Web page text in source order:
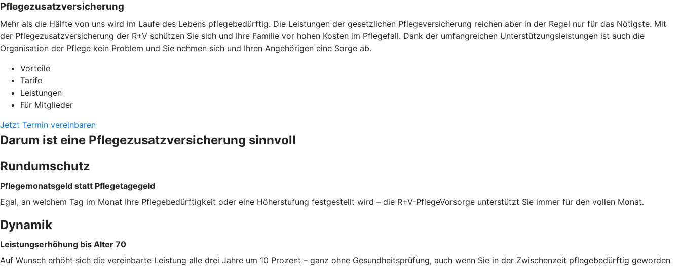
Pflegezusatzversicherung
Mehr als die Hälfte von uns wird im Laufe des Lebens pflegebedürftig. Die Leistungen der gesetzlichen Pflegeversicherung reichen aber in der Regel nur für das Nötigste. Mit
der Pflegezusatzversicherung der R+V schützen Sie sich und Ihre Familie vor hohen Kosten im Pflegefall. Dank der umfangreichen Unterstützungsleistungen ist auch die
Organisation der Pflege kein Problem und Sie nehmen sich und Ihren Angehörigen eine Sorge ab.
Vorteile
Tarife
Leistungen
Für Mitglieder
Jetzt Termin vereinbaren
Darum ist eine Pflegezusatzversicherung sinnvoll
Rundumschutz
Pflegemonatsgeld statt Pflegetagegeld
Egal, an welchem Tag im Monat Ihre Pflegebedürftigkeit oder eine Höherstufung festgestellt wird – die R+V-PflegeVorsorge unterstützt Sie immer für den vollen Monat.
Dynamik
Leistungserhöhung bis Alter 70
Auf Wunsch erhöht sich die vereinbarte Leistung alle drei Jahre um 10 Prozent – ganz ohne Gesundheitsprüfung, auch wenn Sie in der Zwischenzeit pflegebedürftig geworden